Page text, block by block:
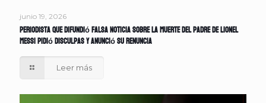
junio 19, 2026
Periodista que difundió falsa noticia sobre la muerte del padre de Lionel
Messi pidió disculpas y anunció su renuncia
Leer más